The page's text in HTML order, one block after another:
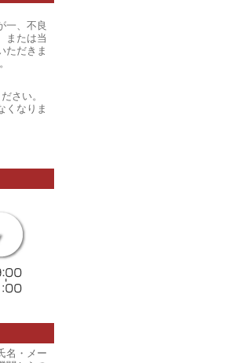
一、不良
または当
ただきま
さい。
くなりま
名・メー